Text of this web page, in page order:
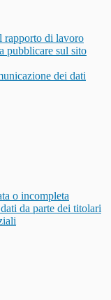
rapporto di lavoro
pubblicare sul sito
dei dati
o incompleta
da parte dei titolari